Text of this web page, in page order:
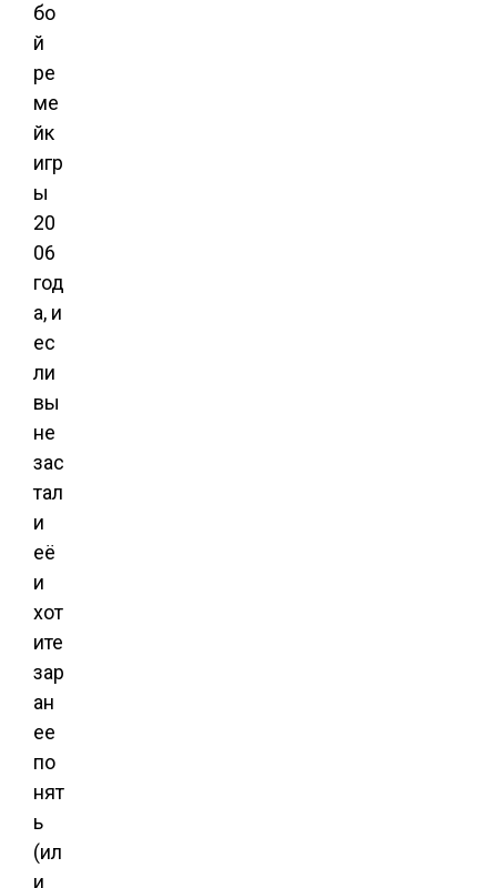
бо
й
ре
ме
йк
игр
ы
20
06
год
а, и
ес
ли
вы
не
зас
тал
и
её
и
хот
ите
зар
ан
ее
по
нят
ь
(ил
и